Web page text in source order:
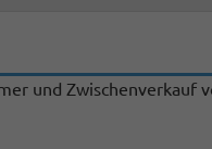
und Zwischenverkauf